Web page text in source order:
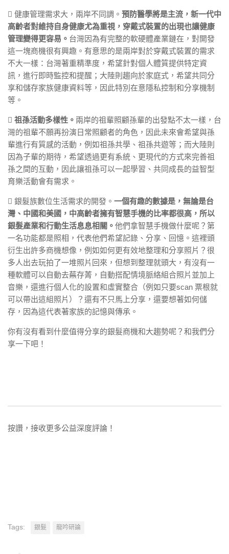
 健康管理需求大，兩岸不同調。 預防醫學將是主流，新一代中
高齡者對維持自身健康尤為重視，穿戴式裝置的出現也讓健康
管理變得更容易。 台灣因為有完整的軟硬體產業鏈在，對開發
這一塊商機很有興趣。有意思的是兩岸對於穿戴式裝置的需求
不大一樣：台灣著重精準度，希望針對個人體質提供特定資
訊，進行即時監控和提醒；大陸則趨向於家庭式，希望共同分
享和儲存家族健康資料等，因此特別在意隱私控制和分享機制
等。
 祖孫活動多樣性。 兩岸的祖輩照顧孫輩的出發點不太一樣，台
灣的祖輩不願再扮演日常照顧者的角色，因此未來會希望與孫
輩進行有質感的活動，例如祖孫共學、祖孫共遊等；而大陸則
因為子輩的期待，希望透過更有系統、更現代的方式來完善祖
孫之間的互動，因此讓祖孫可以一起學習、共同成長的益智型
育樂活動會有需求。
 銀髮族數位生活需求的開發。 一個有趣的數據是，無論是台
灣、中國和美國，中高齡者擁有智慧手機的比率都很高，所以
銀髮產業和行動生活息息相關。 他們拿智慧手機做什麼呢？第
一名功能都是照相，代表他們希望記錄、分享、回憶。這裡頭
衍生出許多商機想像，例如如何更有效地整理和分享照片？很
多人出去玩拍了一堆照片回來，但想到整理就頭大，有沒有一
種軟體可以自動去蕪存菁，自動搭配情境脈絡組合照片並加上
音樂，還進行個人化的設置和虛實整合（例如只要scan 票根就
可以帶出這組照片）？還有不只馬上分享，還要想著如何儲
存，因為這代表著家族的記憶與傳承。
你有沒有看到什麼值得分享的銀髮商機和大趨勢呢？和我們分
享一下吧！
按讚，接收更多公益深度評論！
Tags: 銀髮 龍吟研論